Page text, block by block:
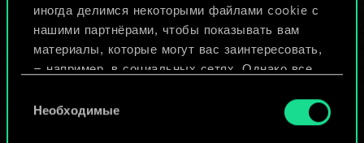
иногда делимся некоторыми файлами cookie с
нашими партнёрами, чтобы показывать вам
материалы, которые могут вас заинтересовать,
— например, в социальных сетях. Однако все
разрешения.
согласия
Необходимые
ИЛИ